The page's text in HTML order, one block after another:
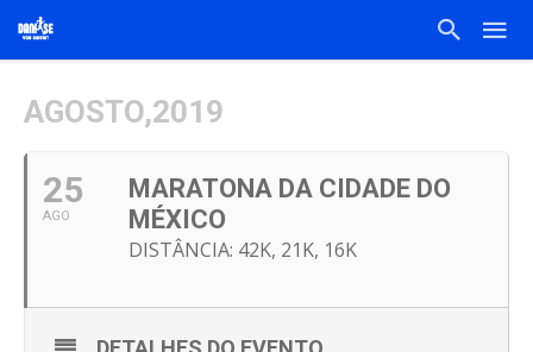
AGOSTO,2019
25
AGO
MARATONA DA CIDADE DO
MÉXICO
DISTÂNCIA: 42K, 21K, 16K